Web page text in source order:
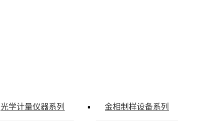
光学计量仪器系列 金相制样设备系列